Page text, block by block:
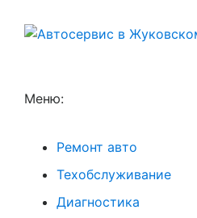
Меню:
Ремонт авто
Техобслуживание
Диагностика